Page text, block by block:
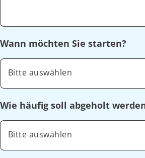
Wann möchten Sie starten?
Bitte auswählen
Wie häufig soll abgeholt
Bitte auswählen